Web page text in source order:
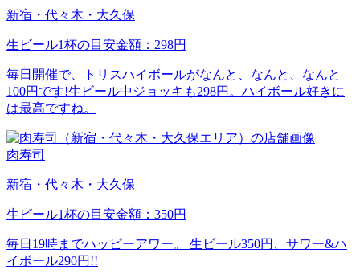
新宿・代々木・大久保
生ビール1杯の目安金額：298円
毎日開催で、トリスハイボールがなんと、なんと、なんと
100円です!生ビール中ジョッキも298円。ハイボール好きに
は最高ですね。
肉寿司
新宿・代々木・大久保
生ビール1杯の目安金額：350円
毎日19時までハッピーアワー。 生ビール350円、サワー&ハ
イボール290円!!